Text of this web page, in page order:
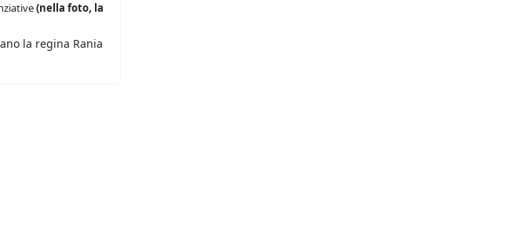
(nella foto, la
la regina Rania